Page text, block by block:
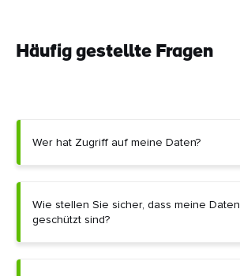
Häufig gestellte Fragen
Wer hat Zugriff auf meine Daten?
Wie stellen Sie sicher, dass meine Daten
geschützt sind?